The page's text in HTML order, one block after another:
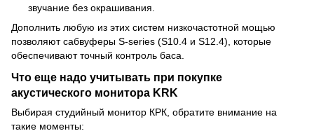
звучание без окрашивания.
Дополнить любую из этих систем низкочастотной мощью
позволяют сабвуферы S-series (S10.4 и S12.4), которые
обеспечивают точный контроль баса.
Что еще надо учитывать при покупке
акустического монитора KRK
Выбирая студийный монитор КРК, обратите внимание на
такие моменты: